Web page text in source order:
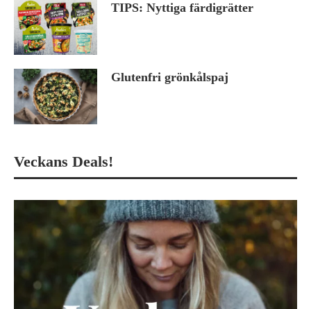
TIPS: Nyttiga färdigrätter
Glutenfri grönkålspaj
Veckans Deals!